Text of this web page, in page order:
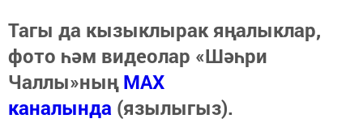
Тагы да кызыклырак яңалыклар,
фото һәм видеолар «Шәһри
Чаллы»ныңMAX
каналында (язылыгыз).